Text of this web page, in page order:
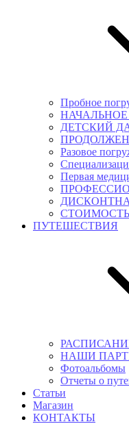
Пробное
ДЕТСКИЙ
Разовое
Первая
ПУТЕШЕСТВИЯ
НАШИ
Фотоальбомы
Отчеты о
Статьи
Магазин
КОНТАКТЫ